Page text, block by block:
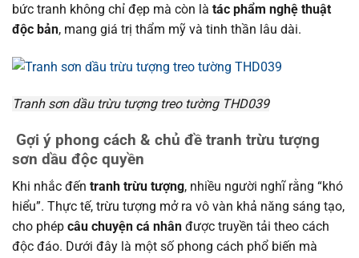
bức tranh không chỉ đẹp mà còn là tác phẩm nghệ thuật
độc bản, mang giá trị thẩm mỹ và tinh thần lâu dài.
Tranh sơn dầu trừu tượng treo tường THD039
Gợi ý phong cách & chủ đề tranh trừu tượng
sơn dầu độc quyền
Khi nhắc đến tranh trừu tượng, nhiều người nghĩ rằng “khó
hiểu”. Thực tế, trừu tượng mở ra vô vàn khả năng sáng tạo,
cho phép câu chuyện cá nhân được truyền tải theo cách
độc đáo. Dưới đây là một số phong cách phổ biến mà